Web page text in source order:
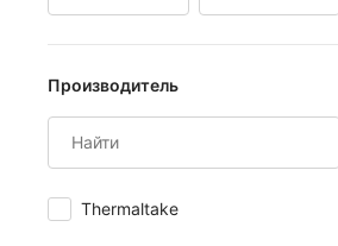
Производитель
Thermaltake